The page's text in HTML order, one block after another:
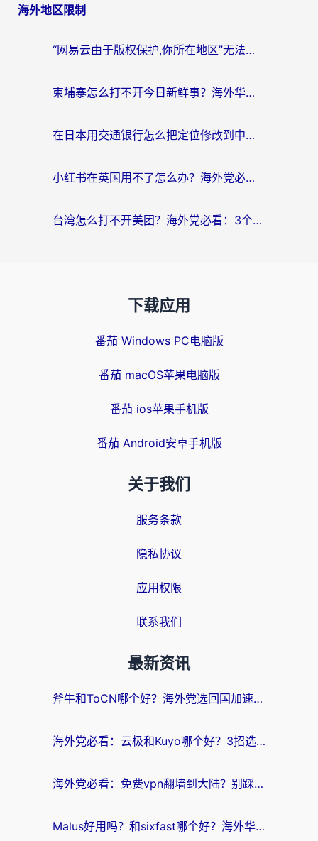
海外地区限制
“网易云由于版权保护,你所在地区”无法播放？海外党听国内音乐听书的加速器选择指南
柬埔寨怎么打不开今日新鲜事？海外华人追剧看新闻的加速器选择指南
在日本用交通银行怎么把定位修改到中国国内？海外党必备实用指南（附追剧支付社交全解）
小红书在英国用不了怎么办？海外党必看的回国加速解决方案
台湾怎么打不开美团？海外党必看：3个实用技巧解决国内App地区限制难题
下载应用
番茄 Windows PC电脑版
番茄 macOS苹果电脑版
番茄 ios苹果手机版
番茄 Android安卓手机版
关于我们
服务条款
隐私协议
应用权限
联系我们
最新资讯
斧牛和ToCN哪个好？海外党选回国加速器的避坑指南（附免费工具推荐）
海外党必看：云极和Kuyo哪个好？3招选对回国加速器，无缝刷国内资源
海外党必看：免费vpn翻墙到大陆？别踩坑！教你选对回国加速器无缝追剧玩游戏
Malus好用吗？和sixfast哪个好？海外华人亲测3款热门回国加速器，附排名指南